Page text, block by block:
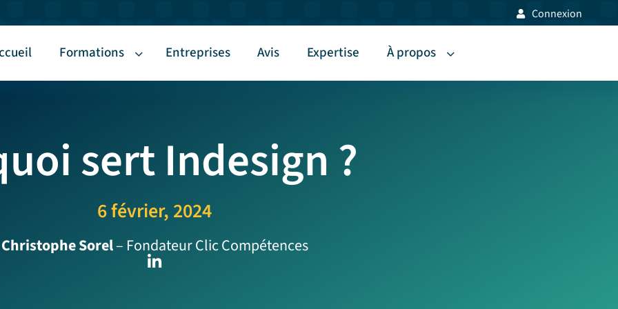
Connexion
Formations Entreprises Avis Expertise À propos
sert Indesign ?
6 février, 2024
Christophe Sorel– Fondateur Clic Compétences